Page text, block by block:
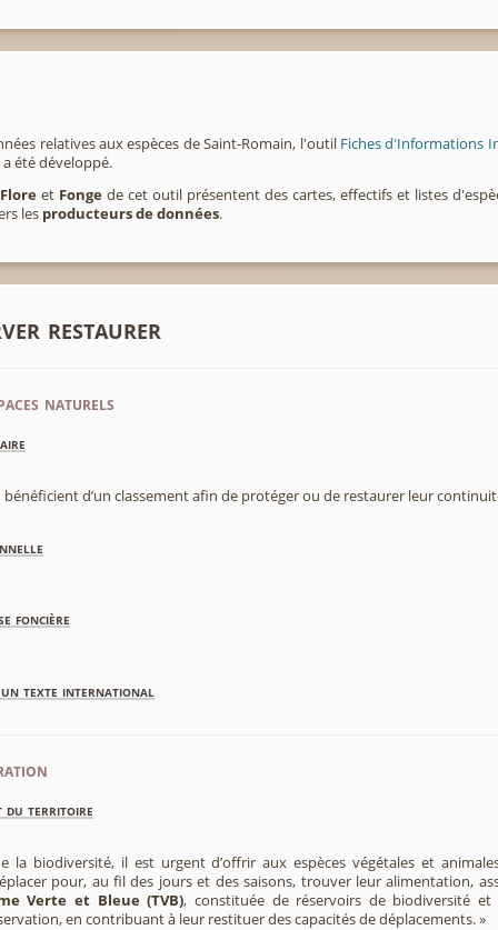
relatives aux espèces de Saint-Romain, l'outil Fiches d'Informations
a été développé.
Flore et Fonge de cet outil présentent des cartes, effectifs et listes
les producteurs de données.
restaurer
naturels
bénéficient d’un classement afin de protéger ou de restaurer leur
foncière
texte international
du territoire
la biodiversité, il est urgent d’offrir aux espèces végétales et
pour, au fil des jours et des saisons, trouver leur alimentation,
Verte et Bleue (TVB), constituée de réservoirs de biodiversité
en contribuant à leur restituer des capacités de déplacements. »